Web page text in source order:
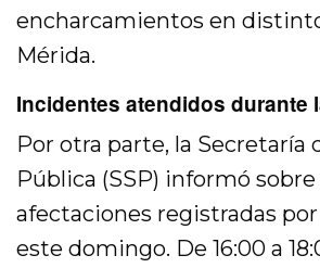
encharcamientos en
Mérida.
Incidentes atendidos durante
Por otra parte, la Secretaría
Pública (SSP) informó sobre
afectaciones registradas
este domingo. De 16:00 a